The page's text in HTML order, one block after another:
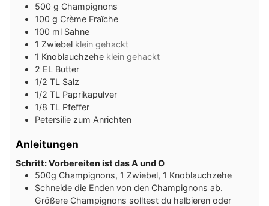
500 g Champignons
100 g Crème Fraîche
100 ml Sahne
1 Zwiebel klein gehackt
1 Knoblauchzehe klein gehackt
2 EL Butter
1/2 TL Salz
1/2 TL Paprikapulver
1/8 TL Pfeffer
Petersilie zum Anrichten
Anleitungen
Schritt: Vorbereiten ist das A und O
500g Champignons, 1 Zwiebel, 1 Knoblauchzehe
Schneide die Enden von den Champignons ab.
Größere Champignons solltest du halbieren oder